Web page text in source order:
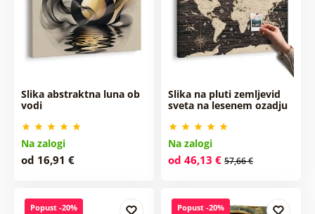
Slika abstraktna luna ob
vodi
Na zalogi
od 16,91 €
Slika na pluti zemljevid
sveta na lesenem ozadju
Na zalogi
od 46,13 € 57,66 €
Popust -20% Popust -20%